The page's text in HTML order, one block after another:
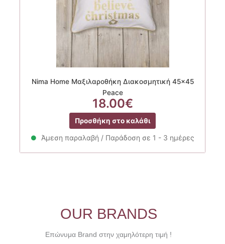
Nima Home Μαξιλαροθήκη Διακοσμητική 45×45
Peace
18.00€
Προσθήκη στο καλάθι
Άμεση παραλαβή / Παράδοση σε 1 - 3 ημέρες
OUR BRANDS
Επώνυμα Brand στην χαμηλότερη τιμή !